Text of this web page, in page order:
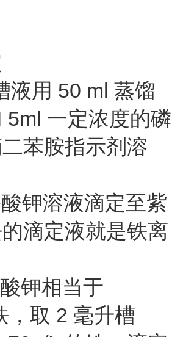
液用 50 ml 蒸馏
5ml 一定浓度的磷
苯胺指示剂溶
钾溶液滴定至紫
滴定液就是铁离
钾相当于
，取 2 毫升槽